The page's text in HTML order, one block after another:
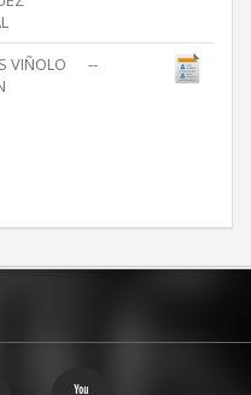
VIÑOLO
--